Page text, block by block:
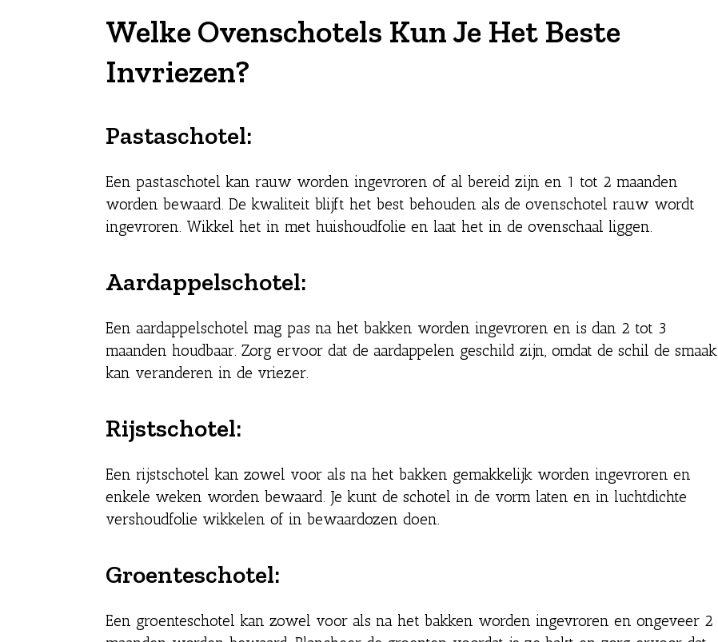
Welke Ovenschotels Kun Je Het Beste
Invriezen?
Pastaschotel:
Een pastaschotel kan rauw worden ingevroren of al bereid zijn en 1 tot 2 maanden
worden bewaard. De kwaliteit blijft het best behouden als de ovenschotel rauw wordt
ingevroren. Wikkel het in met huishoudfolie en laat het in de ovenschaal liggen.
Aardappelschotel:
Een aardappelschotel mag pas na het bakken worden ingevroren en is dan 2 tot 3
maanden houdbaar. Zorg ervoor dat de aardappelen geschild zijn, omdat de schil de smaak
kan veranderen in de vriezer.
Rijstschotel:
Een rijstschotel kan zowel voor als na het bakken gemakkelijk worden ingevroren en
enkele weken worden bewaard. Je kunt de schotel in de vorm laten en in luchtdichte
vershoudfolie wikkelen of in bewaardozen doen.
Groenteschotel:
Een groenteschotel kan zowel voor als na het bakken worden ingevroren en ongeveer 2